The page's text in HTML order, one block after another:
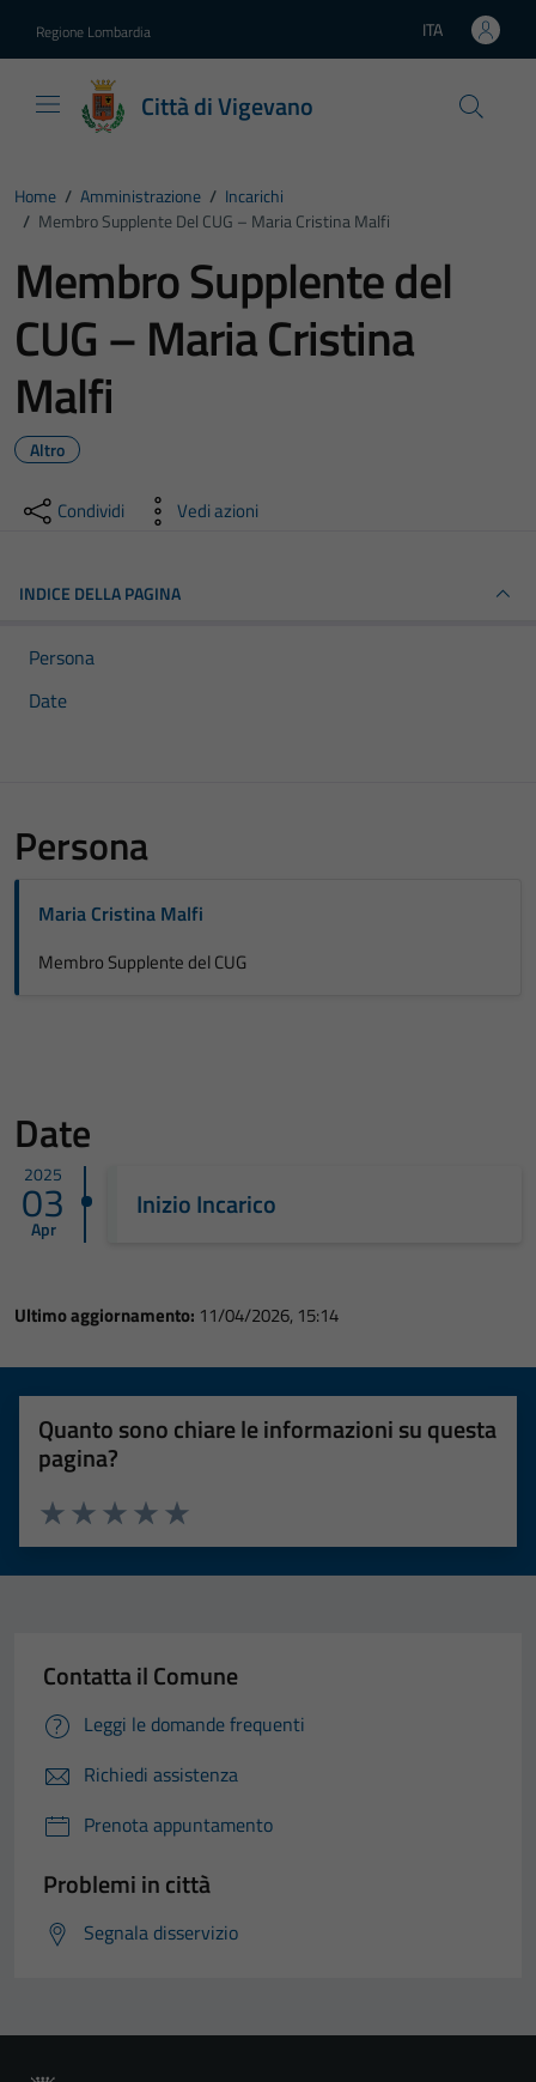
Regione Lombardia Lingua attiva:
ITA
Città di Vigevano
Home / Amministrazione / Incarichi
/ Membro Supplente Del CUG – Maria Cristina Malfi
Membro Supplente del
CUG – Maria Cristina
Malfi
Altro
Condividi Vedi azioni
INDICE DELLA PAGINA
Persona
Date
Persona
Maria Cristina Malfi
Membro Supplente del CUG
Date
2025
03
Apr
Inizio Incarico
Ultimo aggiornamento: 11/04/2026, 15:14
Quanto sono chiare le informazioni su questa
pagina?
Valuta 5 stelle su 5
Valuta 4 stelle su 5
Valuta 3 stelle su 5
Valuta 2 stelle su 5
Valuta 1 stelle su 5
Contatta il Comune
Leggi le domande frequenti
Richiedi assistenza
Prenota appuntamento
Problemi in città
Segnala disservizio